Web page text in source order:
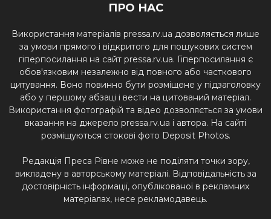
ПРО НАС
Використання матеріалів pressa.rv.ua дозволяється лише
за умови прямого і відкритого для пошукових систем
гіперпосилання на сайт pressa.rv.ua. Гіперпосилання є
обов'язковим незалежно від повного або часткового
цитування. Воно повинно бути розміщене у підзаголовку
або у першому абзаці і вести на цитований матеріал.
Використання фотографій та відео дозволяється за умови
вказання на джерело pressa.rv.ua і автора. На сайті
розміщуються стокові фото Deposit Photos.
Редакція Преса Рівне може не поділяти точки зору,
викладену в авторському матеріалі. Відповідальність за
достовірність інформації, опублікованої в рекламних
матеріалах, несе рекламодавець.